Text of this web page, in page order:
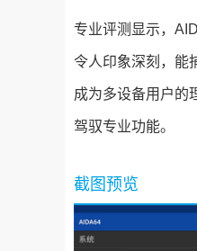
专业评测显示，
令人印象深刻，能
成为多设备用户的
驾驭专业功能。
截图预览